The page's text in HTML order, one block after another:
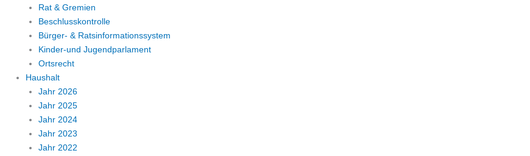
Rat & Gremien
Beschlusskontrolle
Bürger- & Ratsinformationssystem
Kinder-und Jugendparlament
Ortsrecht
Haushalt
Jahr 2026
Jahr 2025
Jahr 2024
Jahr 2023
Jahr 2022